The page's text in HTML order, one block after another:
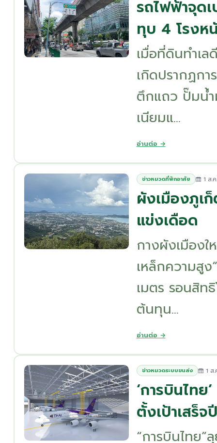
รถไฟฟ้าจุด
ทุบ 4 โรงห
เมื่อที่ดินทำเ
เกิดปรากฏก
ตึกแถว ปั๊มนํ้า
เนียมแ...
อ่านต่อ →
ข่าวหมวดที่พักอาศัย 1 ส.
ผังเมืองภูเ
แข่งเดือด
กางผังเมือง
เหล็กความสูง
เมตร รอนสิท
ต้นทุน...
อ่านต่อ →
ข่าวหมวดระบบขนส่ง 1 ส
‘การบินไท
ตั้งเป้าเสร็
“การบินไทย”